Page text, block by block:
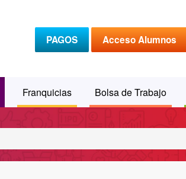
PAGOS Acceso Alumnos
Franquicias Bolsa de Trabajo